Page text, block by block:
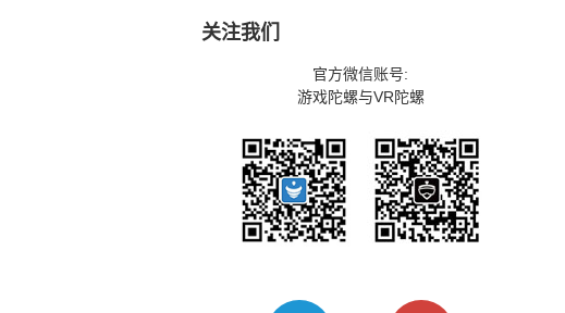
关注我们
官方微信账号:
游戏陀螺与VR陀螺